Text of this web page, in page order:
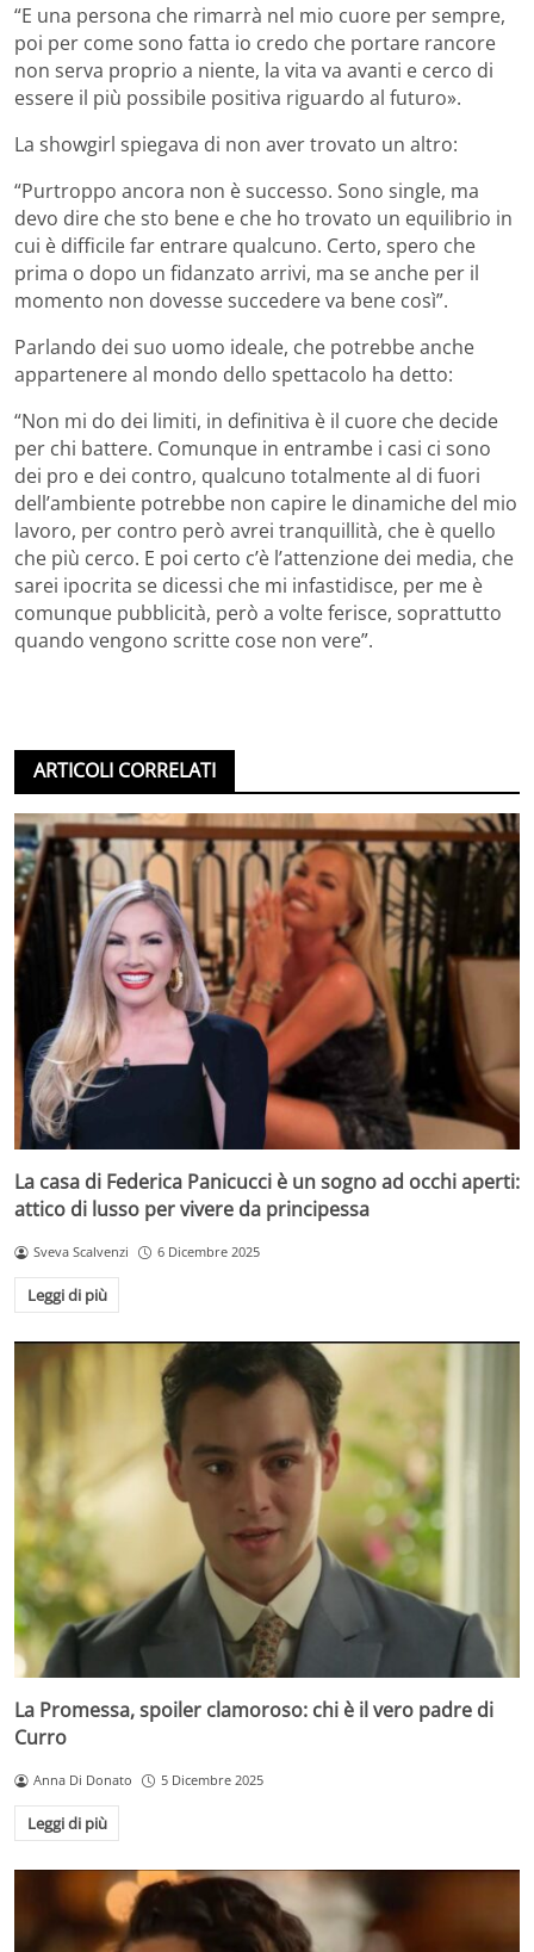
“E una persona che rimarrà nel mio cuore per sempre,
poi per come sono fatta io credo che portare rancore
non serva proprio a niente, la vita va avanti e cerco di
essere il più possibile positiva riguardo al futuro».
La showgirl spiegava di non aver trovato un altro:
“Purtroppo ancora non è successo. Sono single, ma
devo dire che sto bene e che ho trovato un equilibrio in
cui è difficile far entrare qualcuno. Certo, spero che
prima o dopo un fidanzato arrivi, ma se anche per il
momento non dovesse succedere va bene così”.
Parlando dei suo uomo ideale, che potrebbe anche
appartenere al mondo dello spettacolo ha detto:
“Non mi do dei limiti, in definitiva è il cuore che decide
per chi battere. Comunque in entrambe i casi ci sono
dei pro e dei contro, qualcuno totalmente al di fuori
dell’ambiente potrebbe non capire le dinamiche del mio
lavoro, per contro però avrei tranquillità, che è quello
che più cerco. E poi certo c’è l’attenzione dei media, che
sarei ipocrita se dicessi che mi infastidisce, per me è
comunque pubblicità, però a volte ferisce, soprattutto
quando vengono scritte cose non vere”.
ARTICOLI CORRELATI
La casa di Federica Panicucci è un sogno ad occhi aperti:
attico di lusso per vivere da principessa
Sveva Scalvenzi 6 Dicembre 2025
Leggi di più
La Promessa, spoiler clamoroso: chi è il vero padre di
Curro
Anna Di Donato 5 Dicembre 2025
Leggi di più